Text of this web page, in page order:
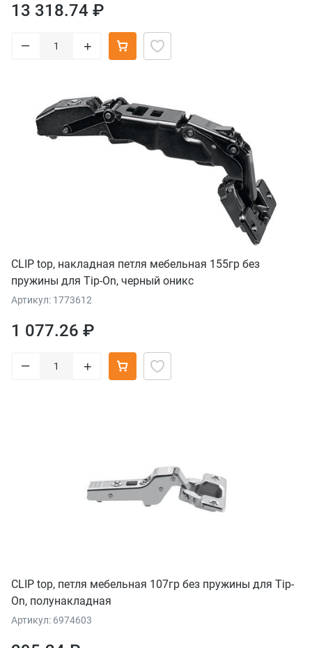
13 318.74 ₽
– +
CLIP top, накладная петля мебельная 155гр без
пружины для Tip-On, черный оникс
Артикул: 1773612
1 077.26 ₽
– +
CLIP top, петля мебельная 107гр без пружины для Tip-
On, полунакладная
Артикул: 6974603